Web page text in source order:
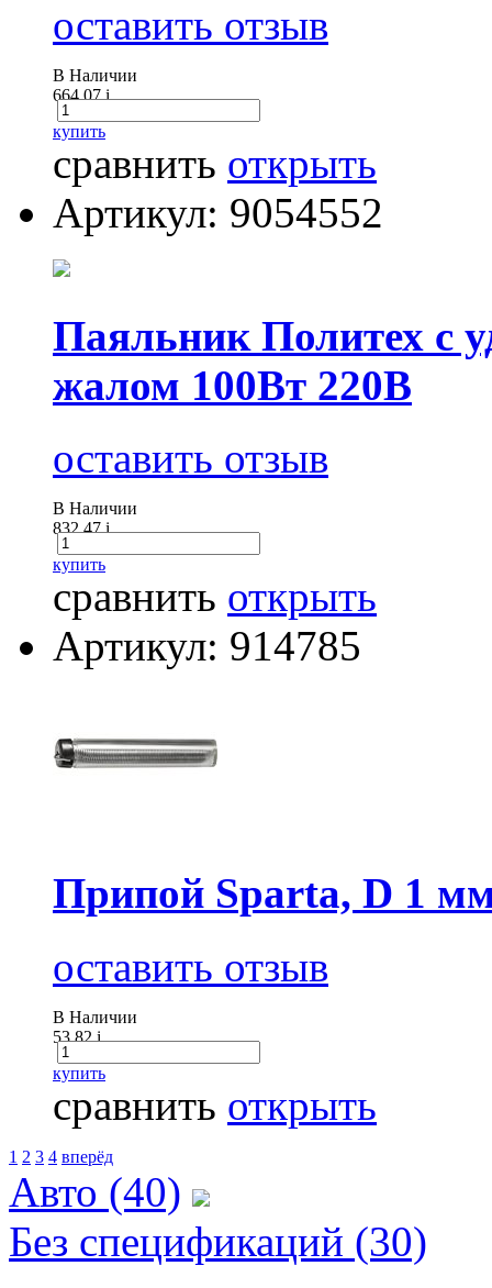
оставить отзыв
В Наличии
664.07i
купить
сравнить открыть
Артикул: 9054552
Паяльник Политех с
жалом 100Вт 220В
оставить отзыв
В Наличии
832.47i
купить
сравнить открыть
Артикул: 914785
Припой Sparta, D 1
оставить отзыв
В Наличии
53.82i
купить
сравнить открыть
1 2 3 4 вперёд
Авто (40)
Без спецификаций (30)